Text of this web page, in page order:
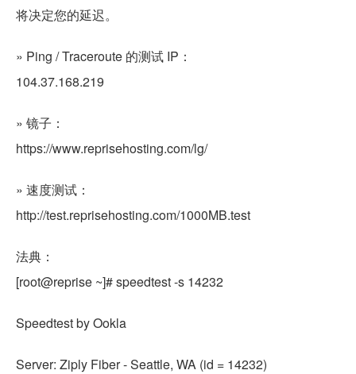
将决定您的延迟。
» Ping / Traceroute 的测试 IP：
104.37.168.219
» 镜子：
https://www.reprisehosting.com/lg/
» 速度测试：
http://test.reprisehosting.com/1000MB.test
法典：
[root@reprise ~]# speedtest -s 14232
Speedtest by Ookla
Server: Ziply Fiber - Seattle, WA (id = 14232)